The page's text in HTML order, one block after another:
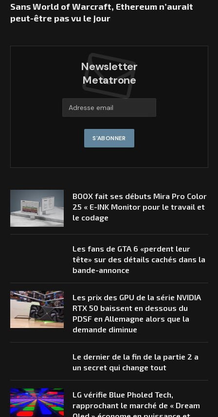
Sans World of Warcraft, Ethereum n’aurait
peut-être pas vu le jour
Newsletter
Metatrone
BOOX fait ses débuts Mira Pro Color
25 « E-INK Monitor pour le travail et
le codage
Les fans de GTA 6 «perdent leur
tête» sur des détails cachés dans la
bande-annonce
Les prix des GPU de la série NVIDIA
RTX 50 baissent en dessous du
PDSF en Allemagne alors que la
demande diminue
Le dernier de la fin de la partie 2 a
un secret qui change tout
LG vérifie Blue Pholed Tech,
rapprochant le marché de « Dream